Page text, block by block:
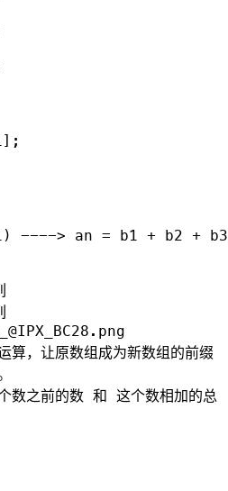
----> an = b1 + b2 +
算，让原数组成为新数组的前缀
数之前的数 和 这个数相加的总